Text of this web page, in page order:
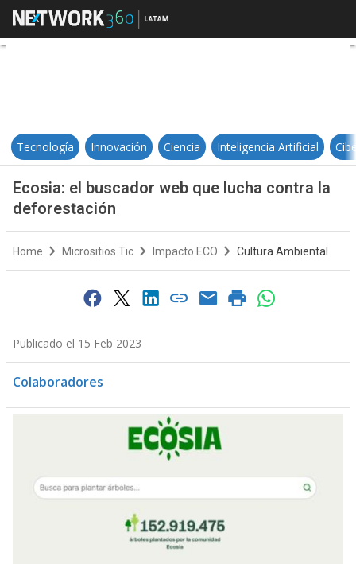
Ecosia: el buscador web que
Tecnología Innovación Ciencia Inteligencia Artificial
Ecosia: el buscador web que lucha contra la
deforestación
Home Micrositios Tic Impacto ECO Cultura Ambiental
Publicado el 15 Feb 2023
Colaboradores